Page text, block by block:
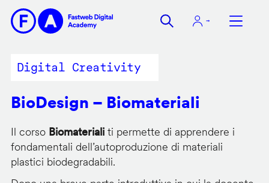
contenuto
Digital Creativity
BioDesign – Biomateriali
Il corso Biomaterialiti permette di apprendere i
fondamentali dell’autoproduzione di materiali
plastici biodegradabili.